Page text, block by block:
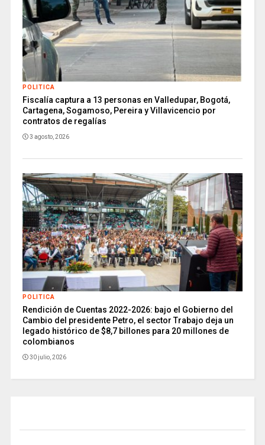
POLITICA
Fiscalía captura a 13 personas en Valledupar, Bogotá,
Cartagena, Sogamoso, Pereira y Villavicencio por
contratos de regalías
3 agosto, 2026
POLITICA
Rendición de Cuentas 2022-2026: bajo el Gobierno del
Cambio del presidente Petro, el sector Trabajo deja un
legado histórico de $8,7 billones para 20 millones de
colombianos
30 julio, 2026